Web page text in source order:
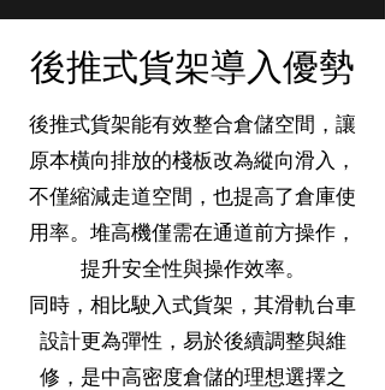
​後推式貨架導入優勢
後推式貨架能有效整合倉儲空間，讓
原本橫向排放的棧板改為縱向滑入，
不僅縮減走道空間，也提高了倉庫使
用率。堆高機僅需在通道前方操作，
提升安全性與操作效率。
同時，相比駛入式貨架，其滑軌台車
設計更為彈性，易於後續調整與維
修，是中高密度倉儲的理想選擇之